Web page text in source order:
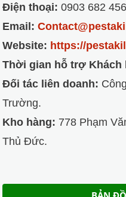
Điện thoại: 0903 682
Email:
Website: https://
Thời gian hỗ trợ Khách
Đối tác liên doanh:
Trường.
Kho hàng: 778 Phạm
Thủ Đức.